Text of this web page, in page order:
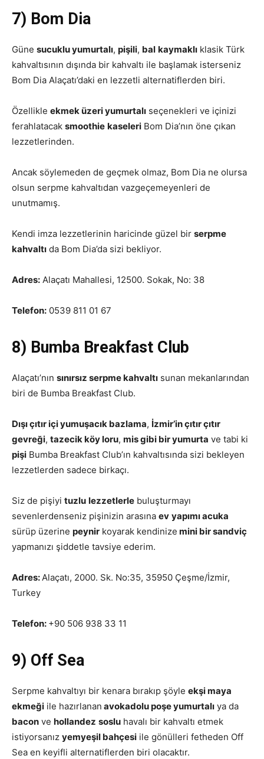
7) Bom Dia
Güne sucuklu yumurtalı, pişili, bal kaymaklı klasik Türk
kahvaltısının dışında bir kahvaltı ile başlamak isterseniz
Bom Dia Alaçatı’daki en lezzetli alternatiflerden biri.
Özellikle ekmek üzeri yumurtalı seçenekleri ve içinizi
ferahlatacak smoothie kaseleri Bom Dia’nın öne çıkan
lezzetlerinden.
Ancak söylemeden de geçmek olmaz, Bom Dia ne olursa
olsun serpme kahvaltıdan vazgeçemeyenleri de
unutmamış.
Kendi imza lezzetlerinin haricinde güzel bir serpme
kahvaltı da Bom Dia’da sizi bekliyor.
Adres: Alaçatı Mahallesi, 12500. Sokak, No: 38
Telefon: 0539 811 01 67
8) Bumba Breakfast Club
Alaçatı’nın sınırsız serpme kahvaltı sunan mekanlarından
biri de Bumba Breakfast Club.
Dışı çıtır içi yumuşacık bazlama, İzmir’in çıtır çıtır
gevreği, tazecik köy loru, mis gibi bir yumurta ve tabi ki
pişi Bumba Breakfast Club’ın kahvaltısında sizi bekleyen
lezzetlerden sadece birkaçı.
Siz de pişiyi tuzlu lezzetlerle buluşturmayı
sevenlerdenseniz pişinizin arasına ev yapımı acuka
sürüp üzerine peynir koyarak kendinize mini bir sandviç
yapmanızı şiddetle tavsiye ederim.
Adres:Alaçatı, 2000. Sk. No:35, 35950 Çeşme/İzmir,
Turkey
Telefon: +90 506 938 33 11
9) Off Sea
Serpme kahvaltıyı bir kenara bırakıp şöyle ekşi maya
ekmeği ile hazırlanan avokadolu poşe yumurtalı ya da
bacon ve hollandez soslu havalı bir kahvaltı etmek
istiyorsanız yemyeşil bahçesi ile gönülleri fetheden Off
Sea en keyifli alternatiflerden biri olacaktır.